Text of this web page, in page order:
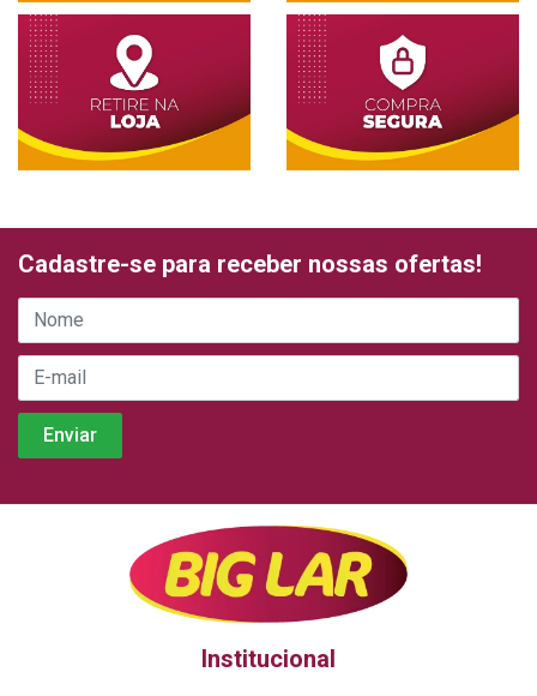
Cadastre-se para receber nossas ofertas!
Institucional